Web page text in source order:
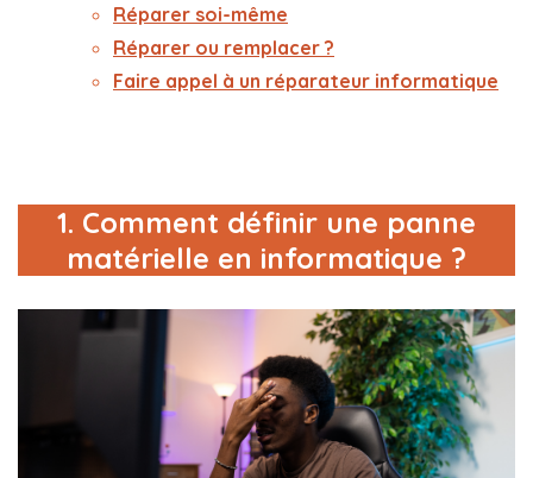
Réparer soi-même
Réparer ou remplacer ?
Faire appel à un réparateur informatique
1. Comment définir une panne
matérielle en informatique ?